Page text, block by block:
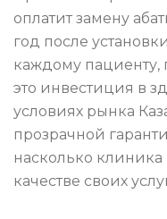
оплатит замену
год после
каждому пациенту,
это инвестиция в
условиях рынка
прозрачной
насколько
качестве своих